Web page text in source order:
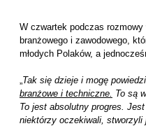
W czwartek podczas rozmowy
branżowego i zawodowego,
młodych Polaków, a
„Tak się dzieje i mogę
branżowe i techniczne. To są
To jest absolutny progres.
niektórzy oczekiwali, stworzyli